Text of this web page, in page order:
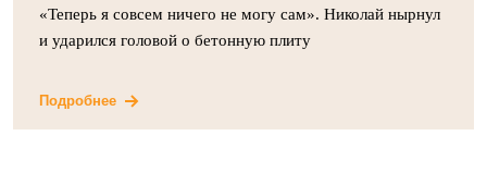
«Теперь я совсем ничего не могу сам». Николай нырнул
и ударился головой о бетонную плиту
Подробнее